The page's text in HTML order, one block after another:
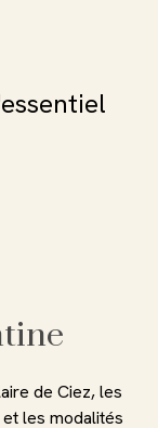
de Ciez, les
les modalités